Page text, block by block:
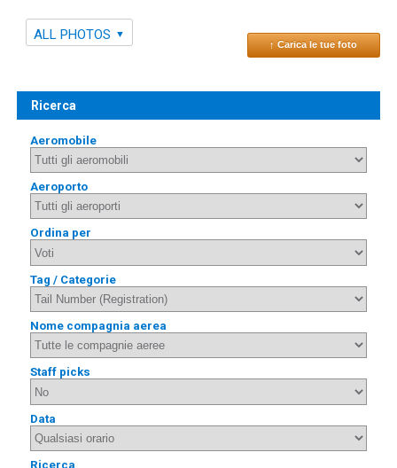
ALL PHOTOS
↑ Carica le tue foto
Ricerca
Aeromobile
Aeroporto
Ordina per
Tag / Categorie
Nome compagnia aerea
Staff picks
Data
Ricerca